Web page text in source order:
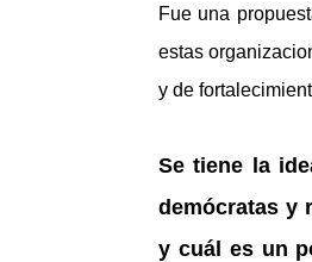
Fue una
estas
y de
Se tiene la
demócratas y
y cuál es un